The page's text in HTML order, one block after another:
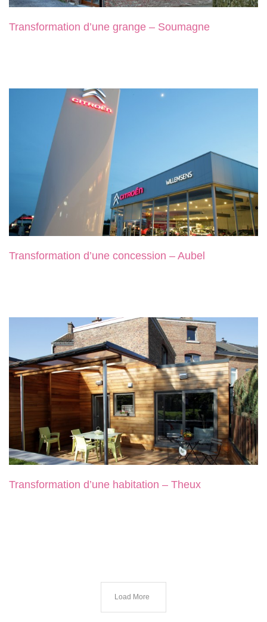
Transformation d’une grange – Soumagne
Transformation d’une concession – Aubel
Transformation d’une habitation – Theux
Load More